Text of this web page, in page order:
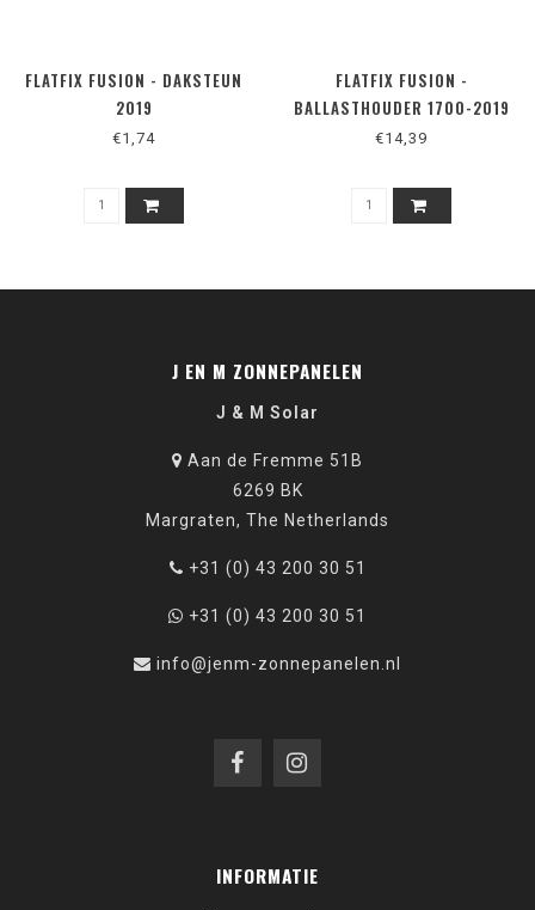
FLATFIX FUSION - DAKSTEUN
2019
€1,74
FLATFIX FUSION -
BALLASTHOUDER 1700-2019
€14,39
J EN M ZONNEPANELEN
J & M Solar
Aan de Fremme 51B
6269 BK
Margraten, The Netherlands
+31 (0) 43 200 30 51
+31 (0) 43 200 30 51
info@jenm-zonnepanelen.nl
INFORMATIE